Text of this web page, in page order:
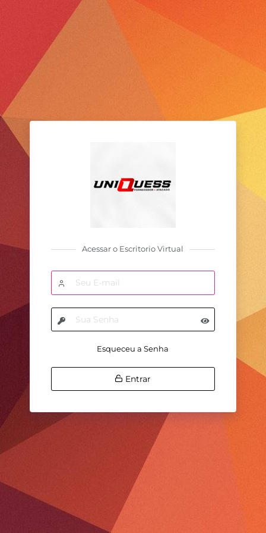
Acessar o Escritorio Virtual
Esqueceu a Senha
Entrar